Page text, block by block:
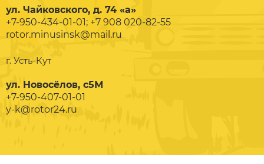
ул. Чайковского, д. 74 «а»
+7-950-434-01-01; +7 908 020-82-55
rotor.minusinsk@mail.ru
г. Усть-Кут
ул. Новосёлов, с5М
+7-950-407-01-01
y-k@rotor24.ru